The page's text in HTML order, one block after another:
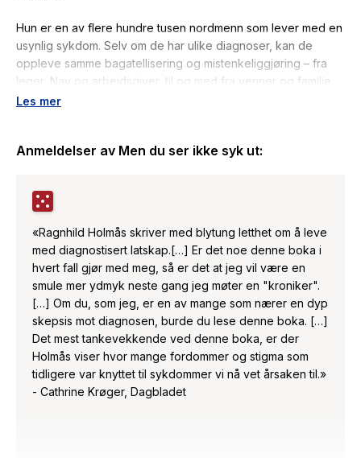
Hun er en av flere hundre tusen nordmenn som lever med en
usynlig sykdom. Selv om de har ulike diagnoser, kan de
oppleve samme bagatellisering og mistenkeliggjøring – fra
leger, Nav og arbeidsgiver, til og med fra venner og familie.
De får høre at de må skjerpe seg. Slutte å syte. Bare tenke
I bokenMen du ser ikke syk ututfordrer Holmås denne
kulissene til en person som later som om hun er frisk i frykt
for å bli mistenkt for å late som om hun er syk.
Hennes historie om skjuling, skam og selvbedrag flettes
sammen med korte essays og kreative elementer til en
sjarmerende, men samfunnskritisk bok. Med humor og
lekenhet utforsker hun hvor fordommene kommer fra,
hvorfor kunnskapshullet om sykdommer som rammer flest
kvinner er så stort, og hvorfor i alle dager folk prøver å
kurere henne med yoga og rare juicer.
Med forord av Anne-Kat. Hærland.
Les mer
Anmeldelser av Men du ser ikke syk ut:
«Ragnhild Holmås skriver med blytung letthet om å leve
med diagnostisert latskap.[…] Er det noe denne boka i
hvert fall gjør med meg, så er det at jeg vil være en
smule mer ydmyk neste gang jeg møter en "kroniker".
[…] Om du, som jeg, er en av mange som nærer en dyp
skepsis mot diagnosen, burde du lese denne boka. […]
Det mest tankevekkende ved denne boka, er der
Holmås viser hvor mange fordommer og stigma som
tidligere var knyttet til sykdommer vi nå vet årsaken til.»
- Cathrine Krøger, Dagbladet